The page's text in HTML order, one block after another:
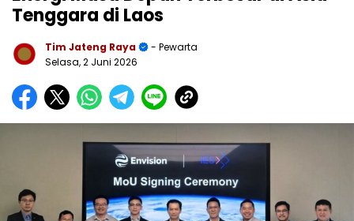
Tenggara di Laos
Tim Jateng Raya
- Pewarta
Selasa, 2 Juni 2026